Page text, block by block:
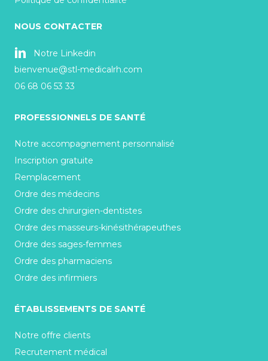
NOUS CONTACTER
Notre Linkedin
bienvenue@stl-medicalrh.com
06 68 06 53 33
PROFESSIONNELS DE SANTÉ
Notre accompagnement personnalisé
Inscription gratuite
Remplacement
Ordre des médecins
Ordre des chirurgien-dentistes
Ordre des masseurs-kinésithérapeuthes
Ordre des sages-femmes
Ordre des pharmaciens
Ordre des infirmiers
ÉTABLISSEMENTS DE SANTÉ
Notre offre clients
Recrutement médical